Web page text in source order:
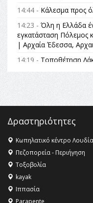
14:44 - Κάλεσμα προς
14:23 - Όλη η Ελλάδα
εγκατάσταση Πόλεμος
| Αρχαία Έδεσσα,
14:19 - Τοποθέτηση
θεσμικές διαδικασίες
στις επόμενες γενιές»
16:35 -Το πρόγραμμα
16:27 - Όλυμπος:
Κληρονομιάς της
Όλυμπος
αγαθό εξέχουσας
ανθρωπότητα
16:18 -
ΣΤΗΝ ΕΔΕΣΣΑ
Δραστηριότητες
Κωπηλατικό κέντρο Λουδία
Πεζοπορεία - Περιήγηση
Τοξοβολία
kayak
Ιππασία
Parapente